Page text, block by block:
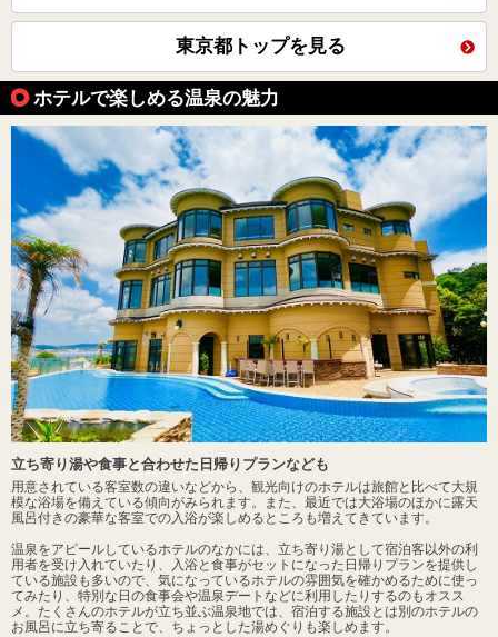
東京都トップを見る
ホテルで楽しめる温泉の魅力
立ち寄り湯や食事と合わせた日帰りプランなども
用意されている客室数の違いなどから、観光向けのホテルは旅館と比べて大規
模な浴場を備えている傾向がみられます。また、最近では大浴場のほかに露天
風呂付きの豪華な客室での入浴が楽しめるところも増えてきています。
温泉をアピールしているホテルのなかには、立ち寄り湯として宿泊客以外の利
用者を受け入れていたり、入浴と食事がセットになった日帰りプランを提供し
ている施設も多いので、気になっているホテルの雰囲気を確かめるために使っ
てみたり、特別な日の食事会や温泉デートなどに利用したりするのもオスス
メ。たくさんのホテルが立ち並ぶ温泉地では、宿泊する施設とは別のホテルの
お風呂に立ち寄ることで、ちょっとした湯めぐりも楽しめます。